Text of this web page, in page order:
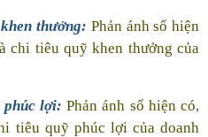
thưởng: Phản ánh số hiện
chi tiêu quỹ khen thưởng của
phúc lợi: Phản ánh số hiện có,
tiêu quỹ phúc lợi của doanh